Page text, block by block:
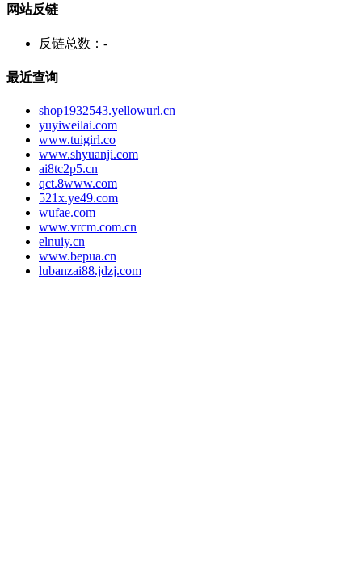
网站反链
反链总数： -
最近查询
shop1932543.yellowurl.cn
yuyiweilai.com
www.tuigirl.co
www.shyuanji.com
ai8tc2p5.cn
qct.8www.com
521x.ye49.com
wufae.com
www.vrcm.com.cn
elnuiy.cn
www.bepua.cn
lubanzai88.jdzj.com